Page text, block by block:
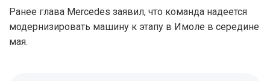
Ранее глава Mercedes заявил, что команда надеется
модернизировать машину к этапу в Имоле в середине
мая.